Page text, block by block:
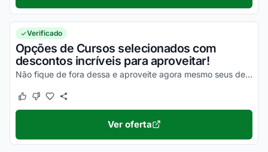
Verificado
Opções de Cursos selecionados com
descontos incríveis para aproveitar!
Não fique de fora dessa e aproveite agora mesmo seus descontos!
Este cupom funcionou
Este cupom não funcionou
Ver oferta